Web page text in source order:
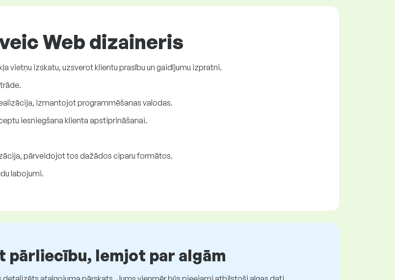
Web dizaineris
vietņu izskatu, uzsverot klientu prasību un gaidījumu izpratni.
izmantojot programmēšanas valodas.
iesniegšana klienta apstiprināšanai.
pārveidojot tos dažādos ciparu formātos.
labojumi.
pārliecību, lemjot par algām